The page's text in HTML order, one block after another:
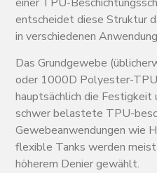
entscheidet diese Struktur
in verschiedenen
Das Grundgewebe
oder 1000D Polyester-
hauptsächlich die
schwer belastete TPU-
Gewebeanwendungen wie
flexible Tanks werden
höherem Denier gewählt.